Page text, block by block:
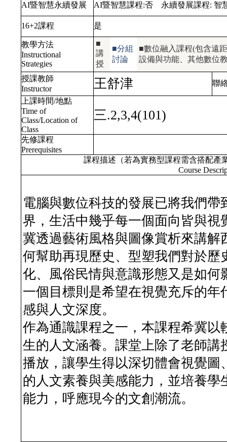
AI暨智慧永續發展 AI暨智慧課程:否 永續發展課程: 智
16+2課程 是
教學方法
Instructional
Strategies
■
講
授
■分組
討論
■數位融入課程(包含遠
設備與功能、其他數位
授課教師
Instructor
王舒津 聯
上課時間/地點
Time of
Class/Location of
Class
三.2,3,4(101)
先修課程
Prerequisites
課程描述（若為實務型課程需含搭配產
Course
電腦與數位科技的發展已將我們
界，生活中幾乎每一個面向皆與
冀透過藝術風格與圖像賞析來講
何幫助再現歷史、型塑我們對於歷
化、風俗民情與意識形態又是如
一個目標則是希望在視覺充斥的
感與人文深度。
作為通識課程之一，本課程希冀
生的人文涵養。課堂上除了老師
播放，讓學生得以深切體會視覺
的人文素養與美感能力，並培養
能力，呼應現今的文創潮流。